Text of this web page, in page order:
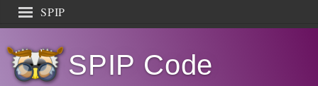
SPIP
DocumentationSPIP Code
Search results